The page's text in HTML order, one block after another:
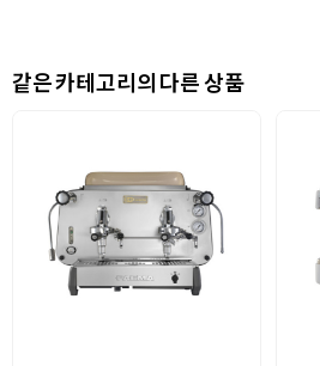
같은 카테고리의 다른 상품